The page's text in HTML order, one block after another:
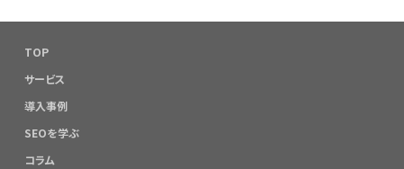
TOP
サービス
導入事例
SEOを学ぶ
コラム